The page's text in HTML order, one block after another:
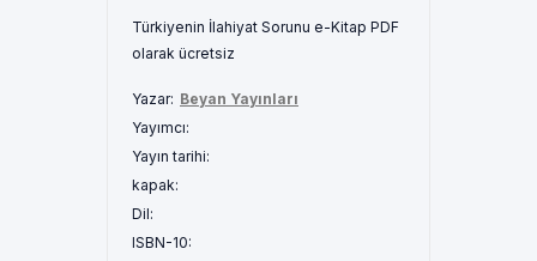
Türkiyenin İlahiyat Sorunu e-Kitap PDF
olarak ücretsiz
Yazar: Beyan Yayınları
Yayımcı:
Yayın tarihi:
kapak:
Dil:
ISBN-10: